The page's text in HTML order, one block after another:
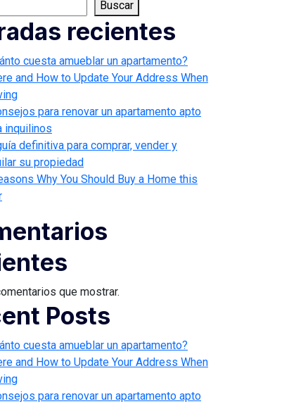
Buscar
recientes
cuesta amueblar un apartamento?
and How to Update Your Address When
para renovar un apartamento apto
inquilinos
definitiva para comprar, vender y
su propiedad
Why You Should Buy a Home this
que mostrar.
Posts
cuesta amueblar un apartamento?
and How to Update Your Address When
para renovar un apartamento apto